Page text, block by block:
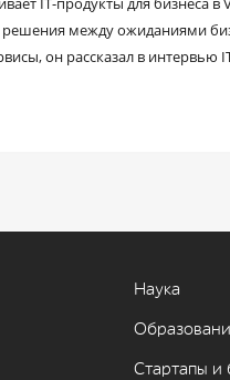
решения между ожиданиями
он рассказал в интервью
Наука
Стартапы и